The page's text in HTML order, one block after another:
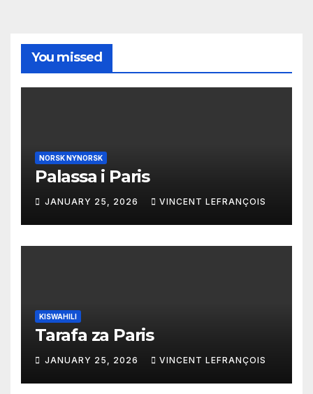
You missed
NORSK NYNORSK
Palassa i Paris
JANUARY 25, 2026 VINCENT LEFRANÇOIS
KISWAHILI
Tarafa za Paris
JANUARY 25, 2026 VINCENT LEFRANÇOIS